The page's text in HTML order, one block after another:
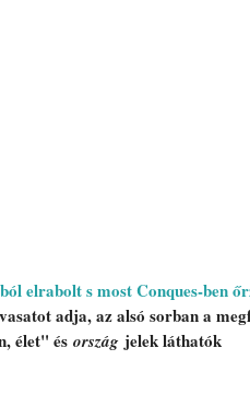
elrabolt s most Conques-ben
adja, az alsó sorban a
élet" és ország jelek láthatók